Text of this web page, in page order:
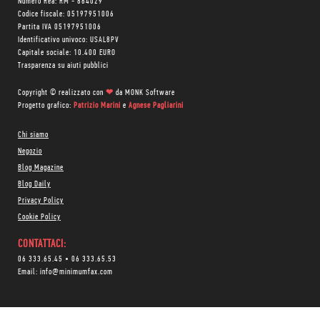
Codice fiscale: 05197951006
Partita IVA 05197951006
Identificativo univoco: USAL8PV
Capitale sociale: 10.400 EURO
Trasparenza su aiuti pubblici
Copyright © realizzato con ❤ da MONK Software
Progetto grafico: Patrizio Marini e Agnese Pagliarini
Chi siamo
Negozio
Blog Magazine
Blog Daily
Privacy Policy
Cookie Policy
CONTATTACI:
06 333.65.45 • 06 333.65.53
Email: info@minimumfax.com